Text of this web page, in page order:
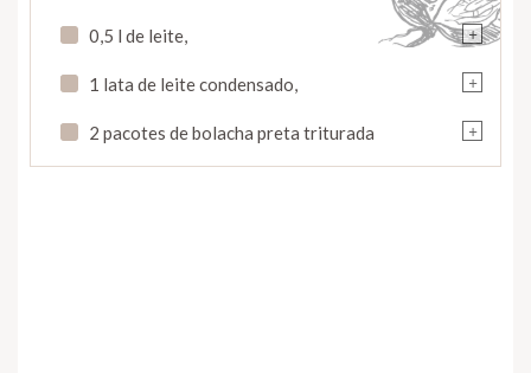
+
0,5 l de leite,
+
1 lata de leite condensado,
+
2 pacotes de bolacha preta triturada